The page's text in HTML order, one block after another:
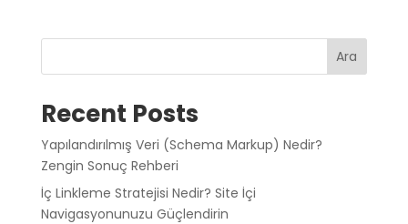
Ara
Recent Posts
Yapılandırılmış Veri (Schema Markup) Nedir?
Zengin Sonuç Rehberi
İç Linkleme Stratejisi Nedir? Site İçi
Navigasyonunuzu Güçlendirin